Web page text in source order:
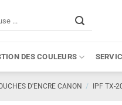
DES COULEURS
D'ENCRE CANON / IPF TX-